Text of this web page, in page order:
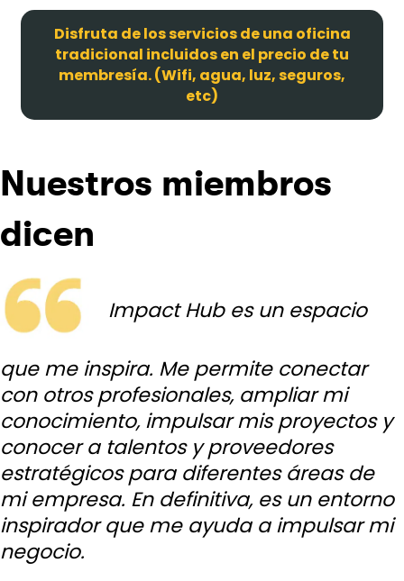
Disfruta de los servicios de una oficina
tradicional incluidos en el precio de tu
membresía. (Wifi, agua, luz, seguros,
etc)
Nuestros miembros
dicen
Impact Hub es un espacio
que me inspira. Me permite conectar
con otros profesionales, ampliar mi
conocimiento, impulsar mis proyectos y
conocer a talentos y proveedores
estratégicos para diferentes áreas de
mi empresa. En definitiva, es un entorno
inspirador que me ayuda a impulsar mi
negocio.